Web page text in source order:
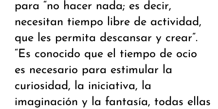
para “no hacer nada; es decir,
necesitan tiempo libre de actividad,
que les permita descansar y crear”.
“Es conocido que el tiempo de ocio
es necesario para estimular la
curiosidad, la iniciativa, la
imaginación y la fantasía, todas ellas